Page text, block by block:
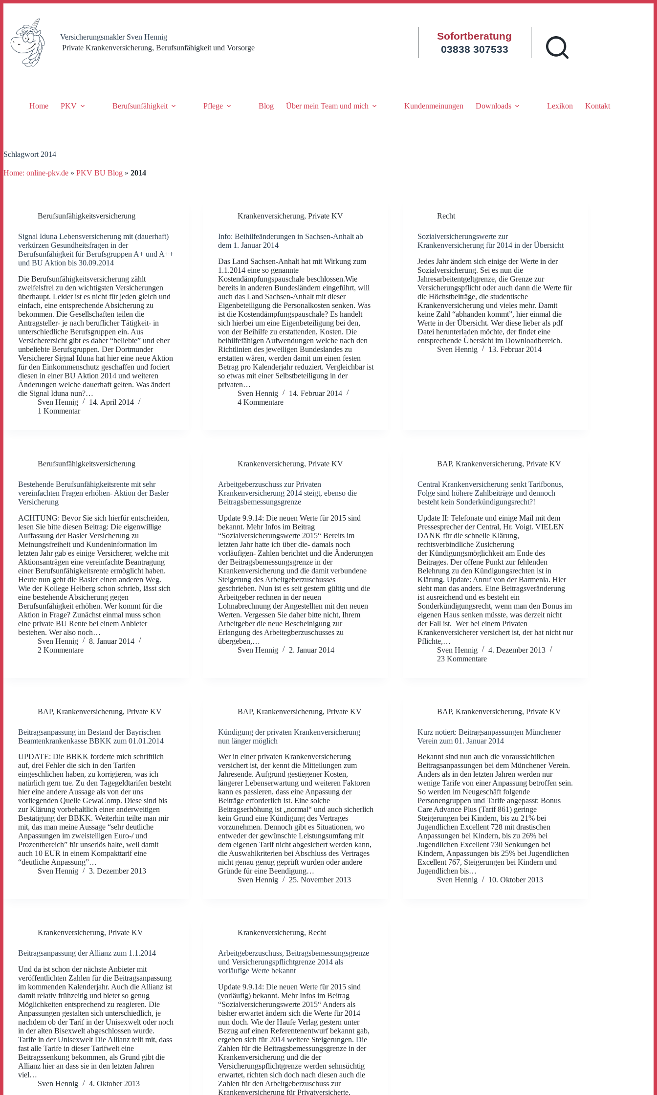
springen
Versicherungsmakler Sven Hennig
Private Krankenversicherung, Berufsunfähigkeit und Vorsorge
Sofortberatung
03838 307533
Home PKV Berufsunfähigkeit Pflege Blog Über mein Team und mich Kundenmeinungen Downloads Lexikon Kontakt
Schlagwort 2014
Home: online-pkv.de » PKV BU Blog » 2014
Berufsunfähigkeitsversicherung
Signal Iduna Lebensversicherung mit (dauerhaft)
verkürzen Gesundheitsfragen in der
Berufsunfähigkeit für Berufsgruppen A+ und A++
und BU Aktion bis 30.09.2014
Die Berufsunfähigkeitsversicherung zählt
zweifelsfrei zu den wichtigsten Versicherungen
überhaupt. Leider ist es nicht für jeden gleich und
einfach, eine entsprechende Absicherung zu
bekommen. Die Gesellschaften teilen die
Antragsteller- je nach beruflicher Tätigkeit- in
unterschiedliche Berufsgruppen ein. Aus
Versicherersicht gibt es daher “beliebte” und eher
unbeliebte Berufsgruppen. Der Dortmunder
Versicherer Signal Iduna hat hier eine neue Aktion
für den Einkommenschutz geschaffen und fociert
diesen in einer BU Aktion 2014 und weiteren
Änderungen welche dauerhaft gelten. Was ändert
die Signal Iduna nun?…
Sven Hennig
14. April 2014
1 Kommentar
Krankenversicherung, Private KV
Info: Beihilfeänderungen in Sachsen-Anhalt ab
dem 1. Januar 2014
Das Land Sachsen-Anhalt hat mit Wirkung zum
1.1.2014 eine so genannte
Kostendämpfungspauschale beschlossen.Wie
bereits in anderen Bundesländern eingeführt, will
auch das Land Sachsen-Anhalt mit dieser
Eigenbeteiligung die Personalkosten senken. Was
ist die Kostendämpfungspauschale? Es handelt
sich hierbei um eine Eigenbeteiligung bei den,
von der Beihilfe zu erstattenden, Kosten. Die
beihilfefähigen Aufwendungen welche nach den
Richtlinien des jeweiligen Bundeslandes zu
erstatten wären, werden damit um einen festen
Betrag pro Kalenderjahr reduziert. Vergleichbar ist
so etwas mit einer Selbstbeteiligung in der
privaten…
Sven Hennig
14. Februar 2014
4 Kommentare
Recht
Sozialversicherungswerte zur
Krankenversicherung für 2014 in der Übersicht
Jedes Jahr ändern sich einige der Werte in der
Sozialversicherung. Sei es nun die
Jahresarbeitentgeltgrenze, die Grenze zur
Versicherungspflicht oder auch dann die Werte für
die Höchstbeiträge, die studentische
Krankenversicherung und vieles mehr. Damit
keine Zahl “abhanden kommt”, hier einmal die
Werte in der Übersicht. Wer diese lieber als pdf
Datei herunterladen möchte, der findet eine
entsprechende Übersicht im Downloadbereich.
Sven Hennig
13. Februar 2014
Berufsunfähigkeitsversicherung
Bestehende Berufsunfähigkeitsrente mit sehr
vereinfachten Fragen erhöhen- Aktion der Basler
Versicherung
ACHTUNG: Bevor Sie sich hierfür entscheiden,
lesen Sie bitte diesen Beitrag: Die eigenwillige
Auffassung der Basler Versicherung zu
Meinungsfreiheit und Kundeninformation Im
letzten Jahr gab es einige Versicherer, welche mit
Aktionsanträgen eine vereinfachte Beantragung
einer Berufsunfähigkeitsrente ermöglicht haben.
Heute nun geht die Basler einen anderen Weg.
Wie der Kollege Helberg schon schrieb, lässt sich
eine bestehende Absicherung gegen
Berufsunfähigkeit erhöhen. Wer kommt für die
Aktion in Frage? Zunächst einmal muss schon
eine private BU Rente bei einem Anbieter
bestehen. Wer also noch…
Sven Hennig
8. Januar 2014
2 Kommentare
Krankenversicherung, Private KV
Arbeitgeberzuschuss zur Privaten
Krankenversicherung 2014 steigt, ebenso die
Beitragsbemessungsgrenze
Update 9.9.14: Die neuen Werte für 2015 sind
bekannt. Mehr Infos im Beitrag
“Sozialversicherungswerte 2015“ Bereits im
letzten Jahr hatte ich über die- damals noch
vorläufigen- Zahlen berichtet und die Änderungen
der Beitragsbemessungsgrenze in der
Krankenversicherung und die damit verbundene
Steigerung des Arbeitgeberzuschusses
geschrieben. Nun ist es seit gestern gültig und die
Arbeitgeber rechnen in der neuen
Lohnabrechnung der Angestellten mit den neuen
Werten. Vergessen Sie daher bitte nicht, Ihrem
Arbeitgeber die neue Bescheinigung zur
Erlangung des Arbeitegberzuschusses zu
übergeben,…
Sven Hennig
2. Januar 2014
BAP,Krankenversicherung,Private KV
Central Krankenversicherung senkt Tarifbonus,
Folge sind höhere Zahlbeiträge und dennoch
besteht kein Sonderkündigungsrecht?!
Update II: Telefonate und einige Mail mit dem
Pressesprecher der Central, Hr. Voigt. VIELEN
DANK für die schnelle Klärung,
rechtsverbindliche Zusicherung
der Kündigungsmöglichkeit am Ende des
Beitrages. Der offene Punkt zur fehlenden
Belehrung zu den Kündigungsrechten ist in
Klärung. Update: Anruf von der Barmenia. Hier
sieht man das anders. Eine Beitragsveränderung
ist ausreichend und es besteht ein
Sonderkündigungsrecht, wenn man den Bonus im
eigenen Haus senken müsste, was derzeit nicht
der Fall ist. Wer bei einem Privaten
Krankenversicherer versichert ist, der hat nicht nur
Pflichte,…
Sven Hennig
4. Dezember 2013
23 Kommentare
BAP, Krankenversicherung, Private KV
Beitragsanpassung im Bestand der Bayrischen
Beamtenkrankenkasse BBKK zum 01.01.2014
UPDATE: Die BBKK forderte mich schriftlich
auf, drei Fehler die sich in den Tarifen
eingeschlichen haben, zu korrigieren, was ich
natürlich gern tue. Zu den Tagegeldtarifen besteht
hier eine andere Aussage als von der uns
vorliegenden Quelle GewaComp. Diese sind bis
zur Klärung vorbehaltlich einer anderweitigen
Bestätigung der BBKK. Weiterhin teilte man mir
mit, das man meine Aussage “sehr deutliche
Anpassungen im zweistelligen Euro-/ und
Prozentbereich” für unseriös halte, weil damit
auch 10 EUR in einem Kompakttarif eine
“deutliche Anpassung”…
Sven Hennig
3. Dezember 2013
BAP, Krankenversicherung, Private KV
Kündigung der privaten Krankenversicherung
nun länger möglich
Wer in einer privaten Krankenversicherung
versichert ist, der kennt die Mitteilungen zum
Jahresende. Aufgrund gestiegener Kosten,
längerer Lebenserwartung und weiteren Faktoren
kann es passieren, dass eine Anpassung der
Beiträge erforderlich ist. Eine solche
Beitragserhöhung ist „normal“ und auch sicherlich
kein Grund eine Kündigung des Vertrages
vorzunehmen. Dennoch gibt es Situationen, wo
entweder der gewünschte Leistungsumfang mit
dem eigenen Tarif nicht abgesichert werden kann,
die Auswahlkriterien bei Abschluss des Vertrages
nicht genau genug geprüft wurden oder andere
Gründe für eine Beendigung…
Sven Hennig
25. November 2013
BAP,Krankenversicherung,Private KV
Kurz notiert: Beitragsanpassungen Münchener
Verein zum 01. Januar 2014
Bekannt sind nun auch die voraussichtlichen
Beitragsanpassungen bei dem Münchener Verein.
Anders als in den letzten Jahren werden nur
wenige Tarife von einer Anpassung betroffen sein.
So werden im Neugeschäft folgende
Personengruppen und Tarife angepasst: Bonus
Care Advance Plus (Tarif 861) geringe
Steigerungen bei Kindern, bis zu 21% bei
Jugendlichen Excellent 728 mit drastischen
Anpassungen bei Kindern, bis zu 26% bei
Jugendlichen Excellent 730 Senkungen bei
Kindern, Anpassungen bis 25% bei Jugendlichen
Excellent 767, Steigerungen bei Kindern und
Jugendlichen bis…
Sven Hennig
10. Oktober 2013
Krankenversicherung, Private KV
Beitragsanpassung der Allianz zum 1.1.2014
Und da ist schon der nächste Anbieter mit
veröffentlichten Zahlen für die Beitragsanpassung
im kommenden Kalenderjahr. Auch die Allianz ist
damit relativ frühzeitig und bietet so genug
Möglichkeiten entsprechend zu reagieren. Die
Anpassungen gestalten sich unterschiedlich, je
nachdem ob der Tarif in der Unisexwelt oder noch
in der alten Bisexwelt abgeschlossen wurde.
Tarife in der Unisexwelt Die Allianz teilt mit, dass
fast alle Tarife in dieser Tarifwelt eine
Beitragssenkung bekommen, als Grund gibt die
Allianz hier an dass sie in den letzten Jahren
viel…
Sven Hennig
4. Oktober 2013
Krankenversicherung, Recht
Arbeitgeberzuschuss, Beitragsbemessungsgrenze
und Versicherungspflichtgrenze 2014 als
vorläufige Werte bekannt
Update 9.9.14: Die neuen Werte für 2015 sind
(vorläufig) bekannt. Mehr Infos im Beitrag
“Sozialversicherungswerte 2015“ Anders als
bisher erwartet ändern sich die Werte für 2014
nun doch. Wie der Haufe Verlag gestern unter
Bezug auf einen Referentenentwurf bekannt gab,
ergeben sich für 2014 weitere Steigerungen. Die
Zahlen für die Beitragsbemessungsgrenze in der
Krankenversicherung und die der
Versicherungspflichtgrenze werden sehnsüchtig
erwartet, richten sich doch nach diesen auch die
Zahlen für den Arbeitgeberzuschuss zur
Krankenversicherung für Privatversicherte.